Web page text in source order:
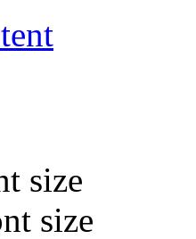
size
size